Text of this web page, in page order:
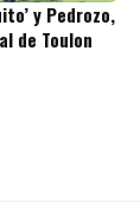
y Pedrozo,
de Toulon